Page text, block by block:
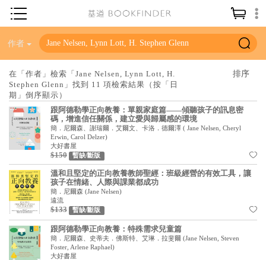
神學／教義
聖經
信仰入門
教會歷史
靈修／禱告
信徒生活
教會事工
分齡牧養
社會／倫理
哲學／宗教比較
作者
在「作者」檢索「Jane Nelsen, Lynn Lott, H.
Stephen Glenn」找到 11 項檢索結果（按「日
期」倒序顯示）
跟阿德勒學正向教養：單親家庭篇——傾聽孩子的訊息密
碼，增進信任關係，建立愛與歸屬感的環境
簡．尼爾森、謝瑞爾．艾爾文、卡洛．德爾澤 ( Jane Nelsen, Cheryl
Erwin, Carol Delzer)
大好書屋
$150 暫缺/斷版
溫和且堅定的正向教養教師聖經：班級經營的有效工具，讓
孩子在情緒、人際與課業都成功
簡．尼爾森 (Jane Nelsen)
遠流
$133 暫缺/斷版
跟阿德勒學正向教養：特殊需求兒童篇
簡．尼爾森、史蒂夫．佛斯特、艾琳．拉斐爾 (Jane Nelsen, Steven
Foster, Arlene Raphael)
大好書屋